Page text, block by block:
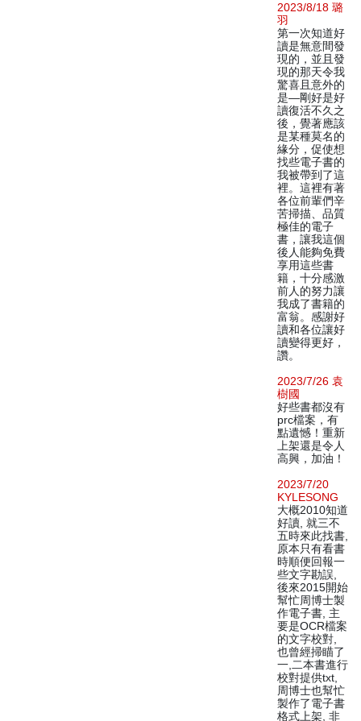
2023/8/18 璐
羽
第一次知道好
讀是無意間發
現的，並且發
現的那天令我
驚喜且意外的
是—剛好是好
讀復活不久之
後，覺著應該
是某種莫名的
緣分，促使想
找些電子書的
我被帶到了這
裡。這裡有著
各位前輩們辛
苦掃描、品質
極佳的電子
書，讓我這個
後人能夠免費
享用這些書
籍，十分感激
前人的努力讓
我成了書籍的
富翁。感謝好
讀和各位讓好
讀變得更好，
讚。
2023/7/26 袁
樹國
好些書都沒有
prc檔案，有
點遺憾！重新
上架還是令人
高興，加油！
2023/7/20
KYLESONG
大概2010知道
好讀, 就三不
五時來此找書,
原本只有看書
時順便回報一
些文字勘誤,
後來2015開始
幫忙周博士製
作電子書, 主
要是OCR檔案
的文字校對,
也曾經掃瞄了
一,二本書進行
校對提供txt,
周博士也幫忙
製作了電子書
格式上架, 非